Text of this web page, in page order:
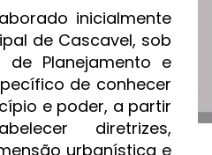
inicialmente
de Cascavel, sob
Planejamento e
de conhecer
e poder, a partir
diretrizes,
urbanística e